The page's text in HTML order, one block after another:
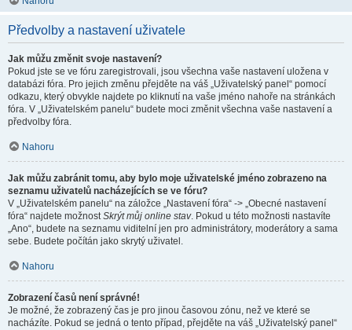
Předvolby a nastavení uživatele
Jak můžu změnit svoje nastavení?
Pokud jste se ve fóru zaregistrovali, jsou všechna vaše nastavení uložena v
databázi fóra. Pro jejich změnu přejděte na váš „Uživatelský panel“ pomocí
odkazu, který obvykle najdete po kliknutí na vaše jméno nahoře na stránkách
fóra. V „Uživatelském panelu“ budete moci změnit všechna vaše nastavení a
předvolby fóra.
Nahoru
Jak můžu zabránit tomu, aby bylo moje uživatelské jméno zobrazeno na
seznamu uživatelů nacházejících se ve fóru?
V „Uživatelském panelu“ na záložce „Nastavení fóra“ -> „Obecné nastavení
fóra“ najdete možnostSkrýt můj online stav. Pokud u této možnosti nastavíte
„Ano“, budete na seznamu viditelní jen pro administrátory, moderátory a sama
sebe. Budete počítán jako skrytý uživatel.
Nahoru
Zobrazení časů není správné!
Je možné, že zobrazený čas je pro jinou časovou zónu, než ve které se
nacházíte. Pokud se jedná o tento případ, přejděte na váš „Uživatelský panel“